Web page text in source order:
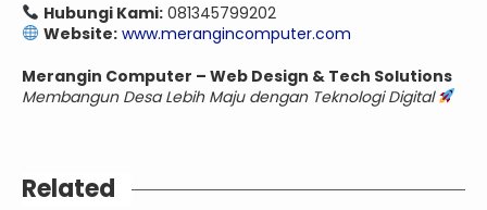
Hubungi Kami:081345799202
Website: www.merangincomputer.com
Merangin Computer – Web Design & Tech Solutions
Membangun Desa Lebih Maju dengan Teknologi Digital
Related